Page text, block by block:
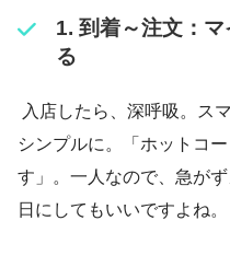
1. 到着～注文：
る
入店したら、深呼吸。ス
シンプルに。「ホットコ
す」。一人なので、急が
日にしてもいいですよね。